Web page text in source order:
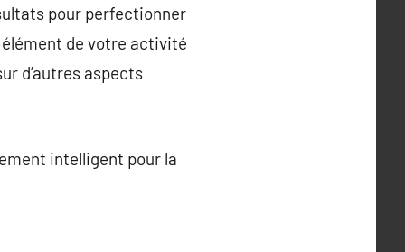
pour perfectionner
de votre activité
d’autres aspects
intelligent pour la